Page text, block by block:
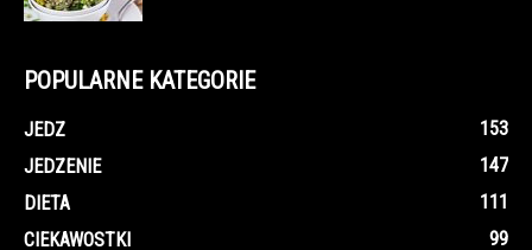
POPULARNE KATEGORIE
JEDZ
153
JEDZENIE
147
DIETA
111
CIEKAWOSTKI
99